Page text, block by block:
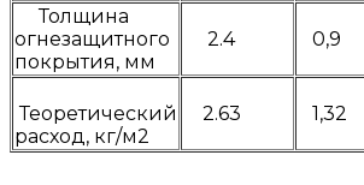
Толщина
огнезащитного
покрытия, мм
2.4 0,9
Теоретический
расход, кг/м2
2.63 1,32